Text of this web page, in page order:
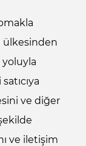
ülkesinden
yoluyla
ve diğer
ve iletişim